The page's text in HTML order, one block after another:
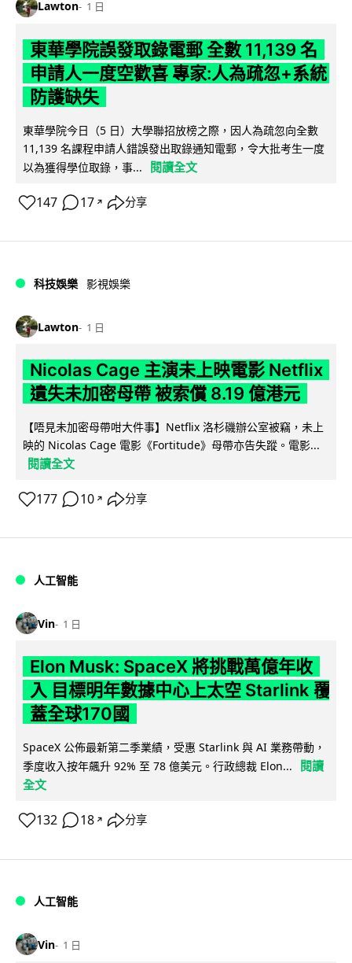
Lawton 1 日
東華學院誤發取錄電郵 全數 11,139 名
申請人一度空歡喜 專家:人為疏忽+系統
防護缺失
東華學院今日（5 日）大學聯招放榜之際，因人為疏忽向全數
11,139 名課程申請人錯誤發出取錄通知電郵，令大批考生一度
以為獲得學位取錄，事...
閱讀全文
147 17 ↗ 分享
科技娛樂 影視娛樂
Lawton 1 日
Nicolas Cage 主演未上映電影 Netflix
遺失未加密母帶 被索償 8.19 億港元
【唔見未加密母帶咁大件事】Netflix 洛杉磯辦公室被竊，未上
映的 Nicolas Cage 電影《Fortitude》母帶亦告失蹤。電影...
閱讀全文
177 10 ↗ 分享
人工智能
Vin 1 日
Elon Musk: SpaceX 將挑戰萬億年收
入 目標明年數據中心上太空 Starlink 覆
蓋全球170國
SpaceX 公佈最新第二季業績，受惠 Starlink 與 AI 業務帶動，
季度收入按年飆升 92% 至 78 億美元。行政總裁 Elon...
閱讀
全文
132 18 ↗ 分享
人工智能
Vin 1 日